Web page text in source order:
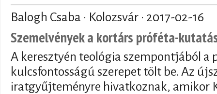
Balogh Csaba · Kolozsvár · 2017-02-16
Szemelvények a kortárs próféta-
A keresztyén teológia szempontjából a
kulcsfontosságú szerepet tölt be. Az
iratgyűjteményre hivatkoznak, amikor